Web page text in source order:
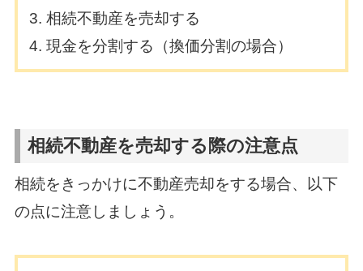
相続不動産を売却する
現金を分割する（換価分割の場合）
相続不動産を売却する際の注意点
相続をきっかけに不動産売却をする場合、以下
の点に注意しましょう。